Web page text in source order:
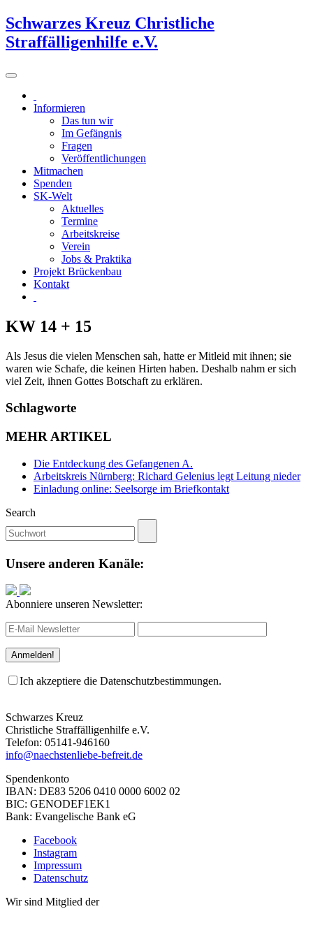
Schwarzes Kreuz Christliche
Straffälligenhilfe e.V.
Informieren
Das tun wir
Im Gefängnis
Fragen
Veröffentlichungen
Mitmachen
Spenden
SK-Welt
Aktuelles
Termine
Arbeitskreise
Verein
Jobs & Praktika
Projekt Brückenbau
Kontakt
KW 14 + 15
Als Jesus die vielen Menschen sah, hatte er Mitleid mit ihnen; sie
waren wie Schafe, die keinen Hirten haben. Deshalb nahm er sich
viel Zeit, ihnen Gottes Botschaft zu erklären.
Schlagworte
MEHR ARTIKEL
Die Entdeckung des Gefangenen A.
Arbeitskreis Nürnberg: Richard Gelenius legt Leitung nieder
Einladung online: Seelsorge im Briefkontakt
Search
Unsere anderen Kanäle:
Abonniere unseren Newsletter:
Ich akzeptiere die Datenschutzbestimmungen.
Schwarzes Kreuz
Christliche Straffälligenhilfe e.V.
Telefon: 05141-946160
info@naechstenliebe-befreit.de
Spendenkonto
IBAN: DE83 5206 0410 0000 6002 02
BIC: GENODEF1EK1
Bank: Evangelische Bank eG
Facebook
Instagram
Impressum
Datenschutz
Wir sind Mitglied der